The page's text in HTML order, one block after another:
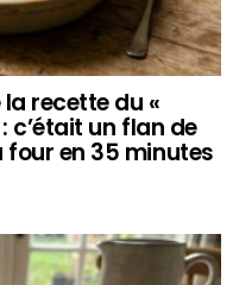
recette du «
c’était un flan de
en 35 minutes